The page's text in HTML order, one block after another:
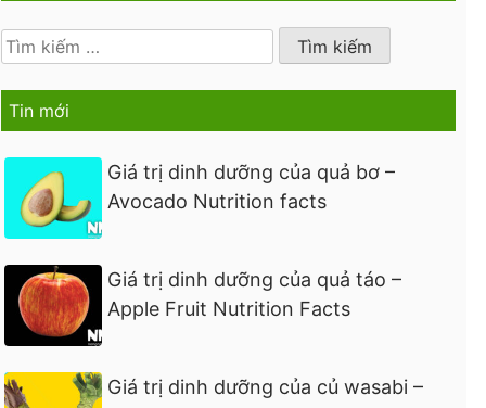
Tìm
kiếm
cho:
Tin mới
Giá trị dinh dưỡng của quả bơ –
Avocado Nutrition facts
Giá trị dinh dưỡng của quả táo –
Apple Fruit Nutrition Facts
Giá trị dinh dưỡng của củ wasabi –